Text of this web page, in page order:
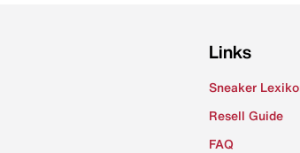
Links
Sneaker
Resell Guide
FAQ